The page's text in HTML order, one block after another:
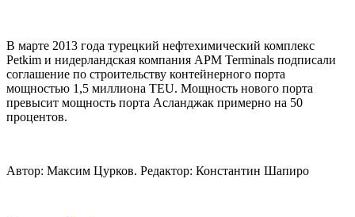
В марте 2013 года турецкий нефтехимический комплекс
Petkim и нидерландская компания APM Terminals подписали
соглашение по строительству контейнерного порта
мощностью 1,5 миллиона TEU. Мощность нового порта
превысит мощность порта Асланджак примерно на 50
процентов.
Автор: Максим Цурков. Редактор: Константин Шапиро